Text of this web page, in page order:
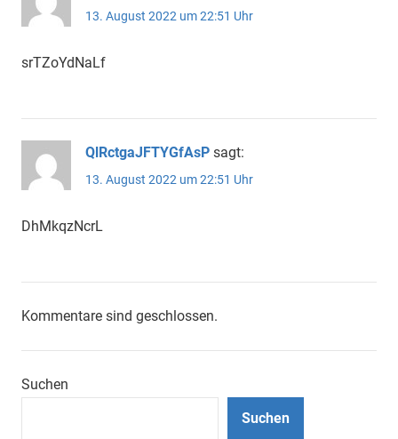
13. August 2022 um 22:51 Uhr
srTZoYdNaLf
QlRctgaJFTYGfAsP sagt:
13. August 2022 um 22:51 Uhr
DhMkqzNcrL
Kommentare sind geschlossen.
Suchen
Suchen